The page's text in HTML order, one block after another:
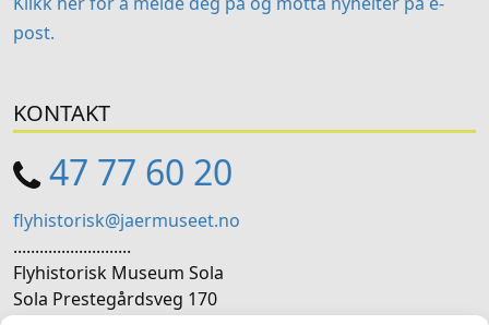
post.
KONTAKT
47 77 60 20
flyhistorisk@jaermuseet.no
...........................
Flyhistorisk Museum Sola
Sola Prestegårdsveg 170